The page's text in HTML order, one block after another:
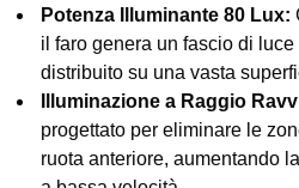
Potenza Illuminante 80 Lux:
il faro genera un fascio di
distribuito su una vasta
Illuminazione a Raggio
progettato per eliminare le
ruota anteriore, aumentando